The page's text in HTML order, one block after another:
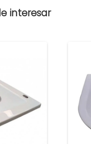
interesar